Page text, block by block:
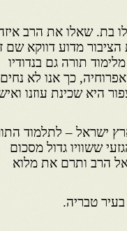
בת. שאלו את הרב
מדוע דווקא שם
תורה גם בנדודיו
כך אנו לא נחים
היא שכינת עוזנו
ישראל – לתלמוד
ששוויו גדול מסכום
הרב ותרם את מלוא